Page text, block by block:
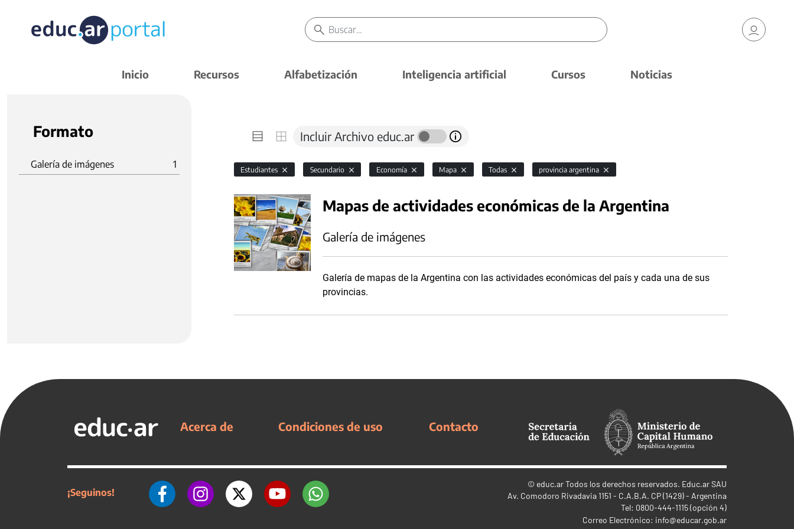
Inicio Recursos Alfabetización Inteligencia artificial Cursos Noticias
Formato
Galería de imágenes 1
Incluir Archivo educ.ar
Estudiantes Secundario Economía Mapa Todas provincia argentina
Mapas de actividades económicas de la Argentina
Galería de imágenes
Galería de mapas de la Argentina con las actividades económicas del país y cada una de sus
provincias.
Acerca de Condiciones de uso Contacto
¡Seguinos!
© educ.arTodos los derechos reservados. Educ.ar SAU
Av. Comodoro Rivadavia 1151 - C.A.B.A. CP (1429) - Argentina
Tel: 0800-444-1115 (opción 4)
Correo Electrónico: info@educar.gob.ar